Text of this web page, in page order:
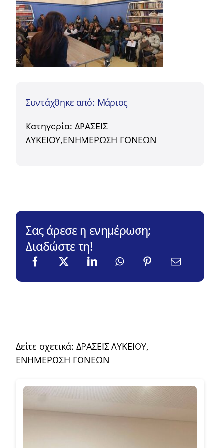
Συντάχθηκε από: Μάριος
Κατηγορία: ΔΡΑΣΕΙΣ
ΛΥΚΕΙΟΥ,ΕΝΗΜΕΡΩΣΗ ΓΟΝΕΩΝ
Σας άρεσε η ενημέρωση;
Διαδώστε τη!
Δείτε σχετικά: ΔΡΑΣΕΙΣ ΛΥΚΕΙΟΥ,
ΕΝΗΜΕΡΩΣΗ ΓΟΝΕΩΝ